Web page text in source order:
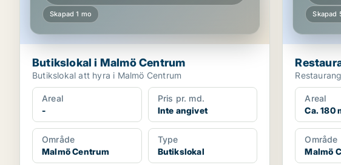
Skapad 1 mo
Butikslokal i Malmö Centrum
Butikslokal att hyra i Malmö Centrum
Areal
-
Pris pr. md.
Inte angivet
Område
Malmö Centrum
Type
Butikslokal
Skapad
Areal
Ca. 180
Område
Malmö